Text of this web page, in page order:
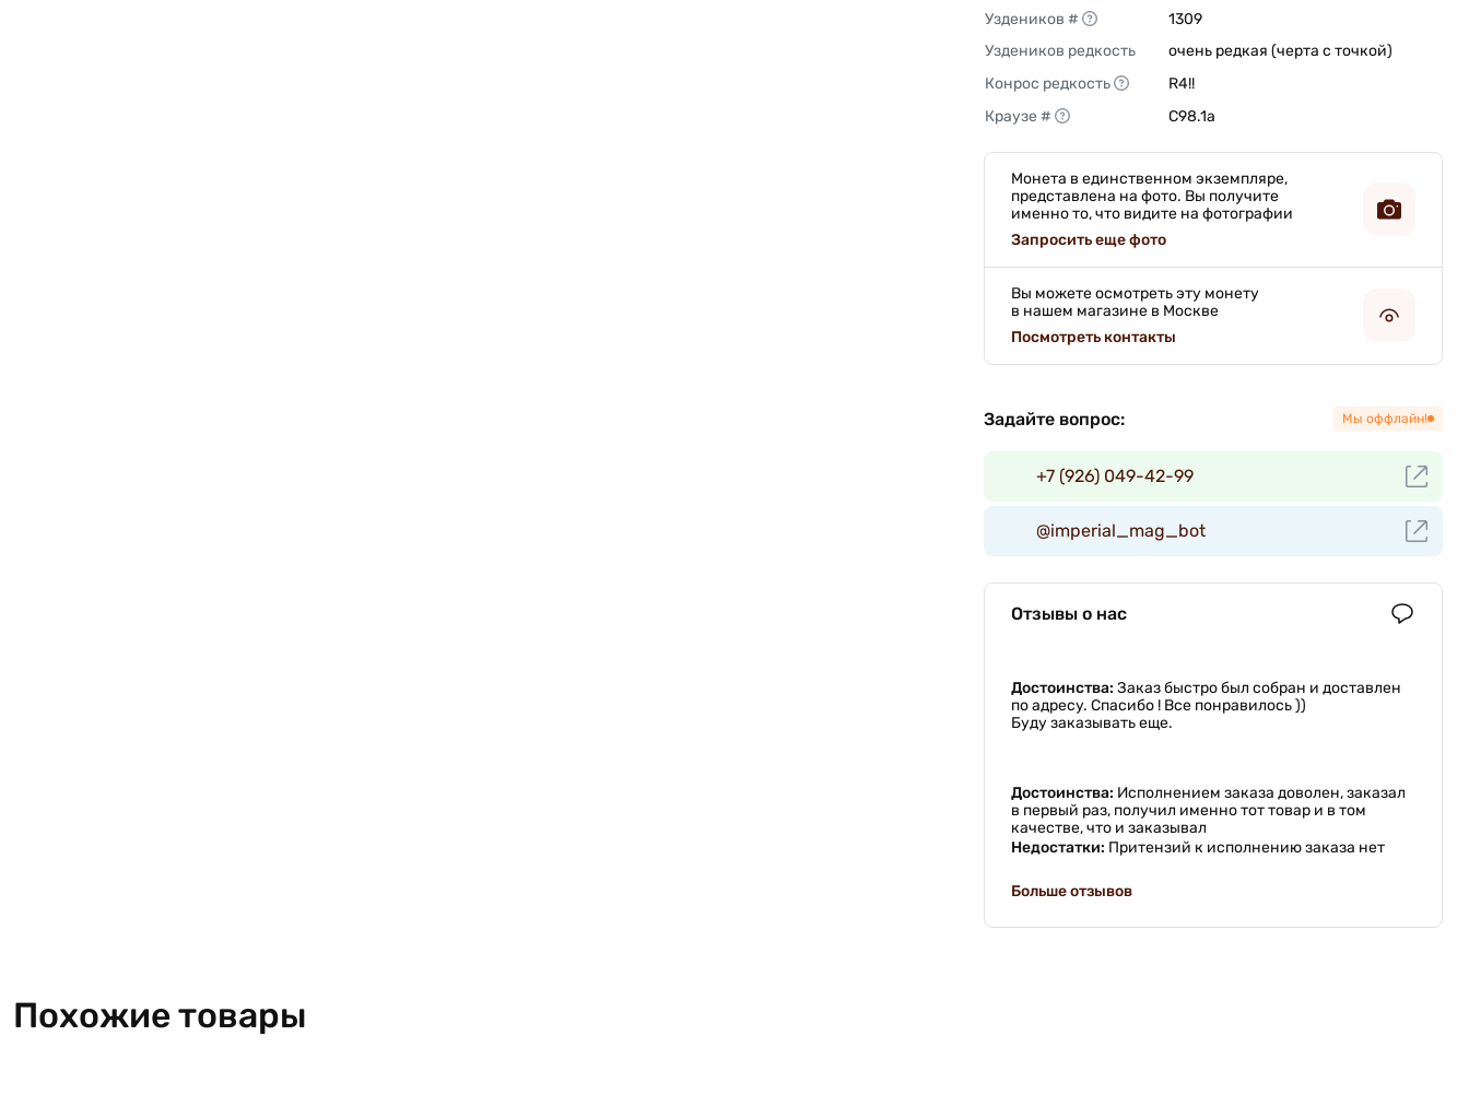
Уздеников #
1309
Уздеников редкость
очень редкая (черта с точкой)
Конрос редкость
R4!!
Краузе #
C98.1a
Монета в единственном экземпляре,
представлена на фото. Вы получите
именно то, что видите на фотографии
Запросить еще фото
Вы можете осмотреть эту монету
в нашем магазине в Москве
Посмотреть контакты
Задайте вопрос: Мы оффлайн!
+7 (926) 049-42-99
@imperial_mag_bot
Отзывы о нас
Достоинства: Заказ быстро был собран и доставлен
по адресу. Спасибо ! Все понравилось ))
Буду заказывать еще.
Достоинства: Исполнением заказа доволен, заказал
в первый раз, получил именно тот товар и в том
качестве, что и заказывал
Недостатки: Притензий к исполнению заказа нет
Больше отзывов
Похожие товары